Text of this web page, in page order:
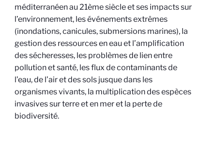
méditerranéen au 21ème siècle et ses impacts sur
l’environnement, les événements extrêmes
(inondations, canicules, submersions marines), la
gestion des ressources en eau et l’amplification
des sécheresses, les problèmes de lien entre
pollution et santé, les flux de contaminants de
l’eau, de l’air et des sols jusque dans les
organismes vivants, la multiplication des espèces
invasives sur terre et en mer et la perte de
biodiversité.